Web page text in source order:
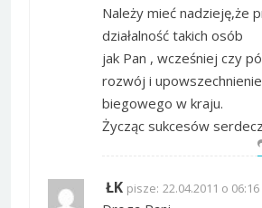
Należy mieć nadzieję,że
działalność takich osób
jak Pan , wcześniej czy
rozwój i
biegowego w kraju.
Życząc sukcesów
ŁK pisze: 22.04.2011 o 06:16